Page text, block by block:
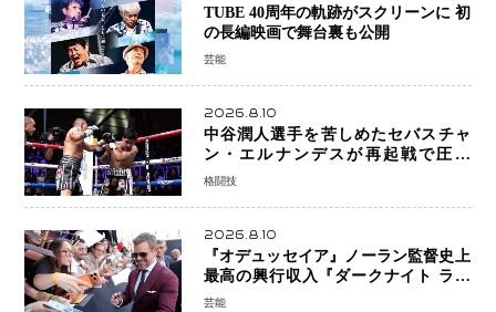
TUBE 40周年の軌跡がスクリーンに 初
の長編映画で舞台裏も公開
芸能
2026.8.10
中谷潤人選手を苦しめたセバスチャ
ン・エルナンデスが再起戦で圧巻
KO 2回で相手を沈める…次戦は亀田
格闘技
2026.8.10
『オデュッセイア』ノーラン監督史上
最高の興行収入『ダークナイト ライ
ジング』超え、世界で11億ドル突破
芸能